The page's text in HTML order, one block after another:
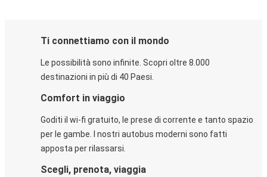
Ti connettiamo con il mondo
Le possibilità sono infinite. Scopri oltre 8.000
destinazioni in più di 40 Paesi.
Comfort in viaggio
Goditi il wi-fi gratuito, le prese di corrente e tanto spazio
per le gambe. I nostri autobus moderni sono fatti
apposta per rilassarsi.
Scegli, prenota, viaggia